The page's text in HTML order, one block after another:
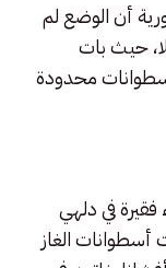
أن الوضع لم
حيث بات
محدودة
في دلهي
الغاز